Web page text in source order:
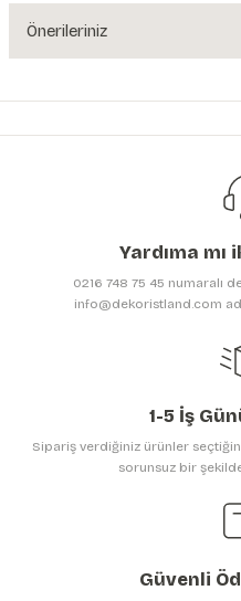
Önerileriniz
yetersiz gördüğünüz noktaları
Görüş ve önerileriniz için teşekkür
Ürün resmi kalitesiz, bozuk veya
Ürün bilgilerinde hatalar
Yardıma mı
0216 748 75 45 numaralı
info@dekoristland.com
1-5 İş
Sipariş verdiğiniz ürünler
sorunsuz bir
Güvenli